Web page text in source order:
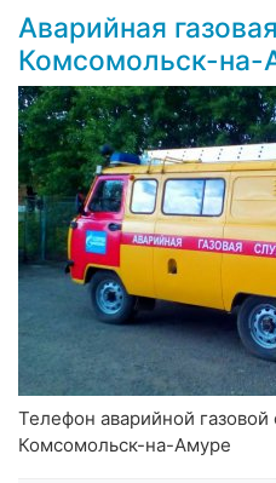
Аварийная
Комсомольск-на-
Телефон аварийной
Комсомольск-на-Амуре